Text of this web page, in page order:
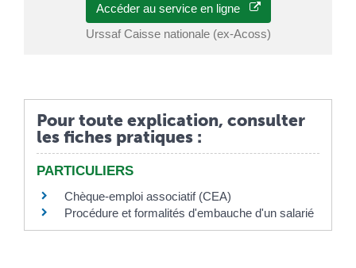
Accéder au service en ligne
Urssaf Caisse nationale (ex-Acoss)
Pour toute explication, consulter
les fiches pratiques :
PARTICULIERS
Chèque-emploi associatif (CEA)
Procédure et formalités d'embauche d'un salarié